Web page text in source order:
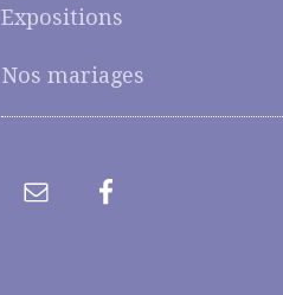
Expositions
Nos mariages